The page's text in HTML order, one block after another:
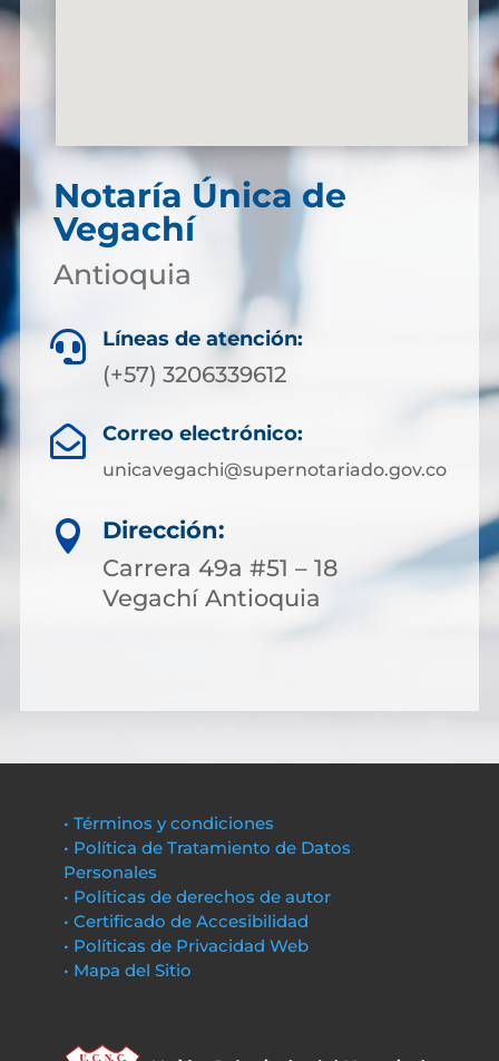
Notaría Única de
Vegachí
Antioquia
 Líneas de atención:
(+57) 3206339612
 Correo electrónico:
unicavegachi@supernotariado.gov.co

Dirección:
Carrera 49a #51 – 18
Vegachí Antioquia
• Términos y condiciones
• Política de Tratamiento de Datos
Personales
• Políticas de derechos de autor
• Certificado de Accesibilidad
• Políticas de Privacidad Web
• Mapa del Sitio